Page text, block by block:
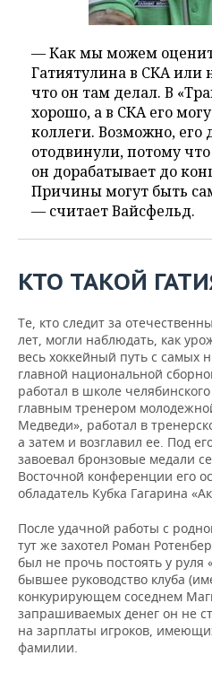
— Как мы можем
Гатиятулина в СКА или
что он там делал. В
хорошо, а в СКА его
коллеги. Возможно, его
отодвинули, потому
он дорабатывает до
Причины могут быть
— считает Вайсфельд.
КТО ТАКОЙ
Те, кто следит за
лет, могли наблюдать, как
весь хоккейный путь с самых
главной национальной
работал в школе
главным тренером
Медведи», работал в
а затем и возглавил ее. Под
завоевал бронзовые медали
Восточной конференции его
обладатель Кубка Гагарина
После удачной работы с
тут же захотел Роман
был не прочь постоять у руля
бывшее руководство клуба
конкурирующем соседнем
запрашиваемых денег он не
на зарплаты игроков,
фамилии.